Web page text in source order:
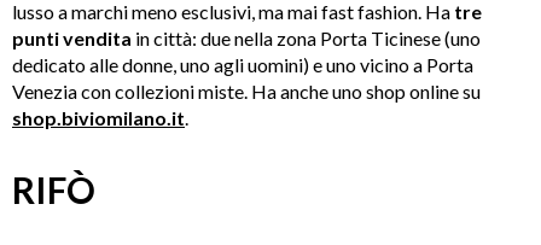
lusso a marchi meno esclusivi, ma mai fast fashion. Ha tre
punti vendita in città: due nella zona Porta Ticinese (uno
dedicato alle donne, uno agli uomini) e uno vicino a Porta
Venezia con collezioni miste. Ha anche uno shop online su
shop.biviomilano.it.
RIFÒ